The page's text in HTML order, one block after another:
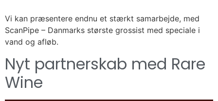
Vi kan præsentere endnu et stærkt samarbejde, med
ScanPipe – Danmarks største grossist med speciale i
vand og afløb.
Nyt partnerskab med Rare
Wine